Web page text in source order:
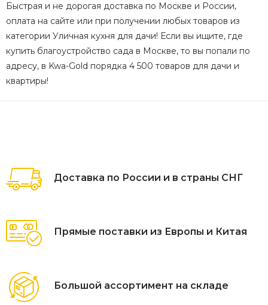
Быстрая и не дорогая доставка по Москве и России,
оплата на сайте или при получении любых товаров из
категории Уличная кухня для дачи! Если вы ищите, где
купить благоустройство сада в Москве, то вы попали по
адресу, в Kwa-Gold порядка 4 500 товаров для дачи и
квартиры!
Доставка по России и в страны СНГ
Прямые поставки из Европы и Китая
Большой ассортимент на складе